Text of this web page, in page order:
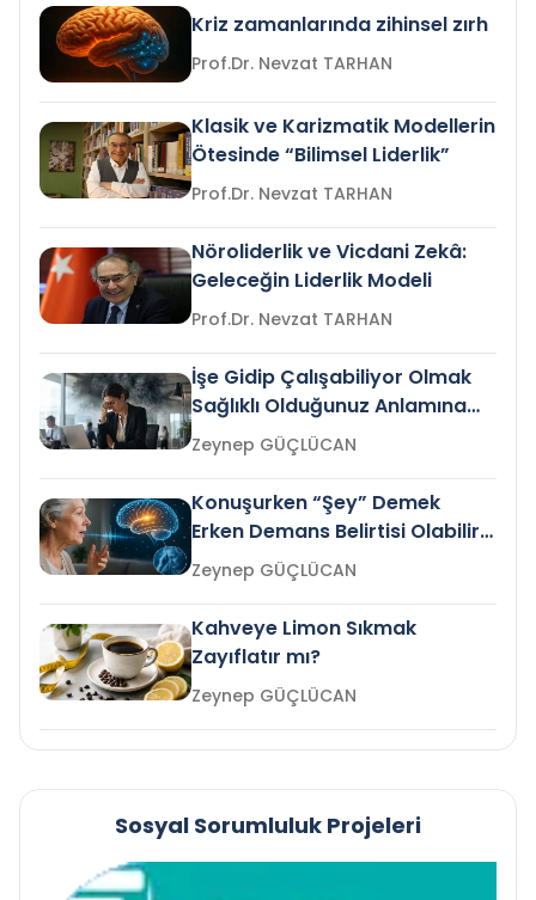
Kriz zamanlarında zihinsel zırh
Prof.Dr. Nevzat TARHAN
Klasik ve Karizmatik Modellerin
Ötesinde “Bilimsel Liderlik”
Prof.Dr. Nevzat TARHAN
Nöroliderlik ve Vicdani Zekâ:
Geleceğin Liderlik Modeli
Prof.Dr. Nevzat TARHAN
İşe Gidip Çalışabiliyor Olmak
Sağlıklı Olduğunuz Anlamına
Gelir mi?Zeynep GÜÇLÜCAN
Konuşurken “Şey” Demek
Erken Demans Belirtisi Olabilir
mi?
Zeynep GÜÇLÜCAN
Kahveye Limon Sıkmak
Zayıflatır mı?
Zeynep GÜÇLÜCAN
Sosyal Sorumluluk Projeleri